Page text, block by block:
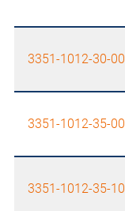
3351-1012-30-00
3351-1012-35-00
3351-1012-35-10